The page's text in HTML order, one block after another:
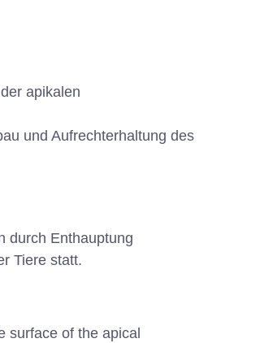
apikalen
und Aufrechterhaltung des
durch Enthauptung
Tiere statt.
surface of the apical